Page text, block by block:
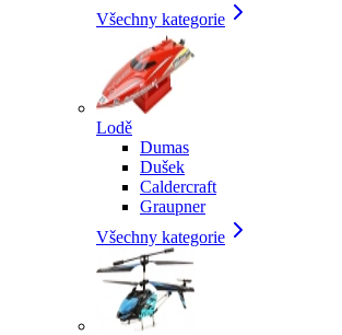
Všechny kategorie
Lodě
Dumas
Dušek
Caldercraft
Graupner
Všechny kategorie